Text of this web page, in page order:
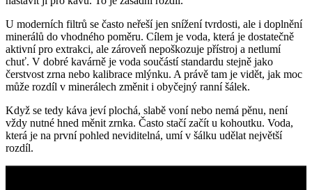
U moderních filtrů se často neřeší jen snížení tvrdosti, ale i doplnění
minerálů do vhodného poměru. Cílem je voda, která je dostatečně
aktivní pro extrakci, ale zároveň nepoškozuje přístroj a netlumí
chuť. V dobré kavárně je voda součástí standardu stejně jako
čerstvost zrna nebo kalibrace mlýnku. A právě tam je vidět, jak moc
může rozdíl v minerálech změnit i obyčejný ranní šálek.
Když se tedy káva jeví plochá, slabě voní nebo nemá pěnu, není
vždy nutné hned měnit zrnka. Často stačí začít u kohoutku. Voda,
která je na první pohled neviditelná, umí v šálku udělat největší
rozdíl.